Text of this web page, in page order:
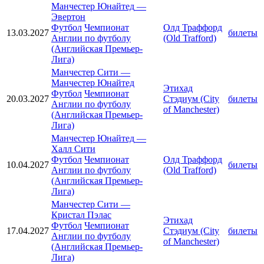
13.03.2027
Манчестер Юнайтед —
Эвертон
Футбол Чемпионат
Англии по футболу
(Английская Премьер-
Лига)
Олд Траффорд
(Old Trafford)
билеты
20.03.2027
Манчестер Сити —
Манчестер Юнайтед
Футбол Чемпионат
Англии по футболу
(Английская Премьер-
Лига)
Этихад
Стэдиум (City
of Manchester)
билеты
10.04.2027
Манчестер Юнайтед —
Халл Сити
Футбол Чемпионат
Англии по футболу
(Английская Премьер-
Лига)
Олд Траффорд
(Old Trafford)
билеты
17.04.2027
Манчестер Сити —
Кристал Пэлас
Футбол Чемпионат
Англии по футболу
(Английская Премьер-
Лига)
Этихад
Стэдиум (City
of Manchester)
билеты